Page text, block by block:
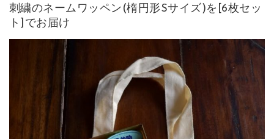
刺繍のネームワッペン(楕円形Sサイズ)を[6枚セッ
ト]でお届け